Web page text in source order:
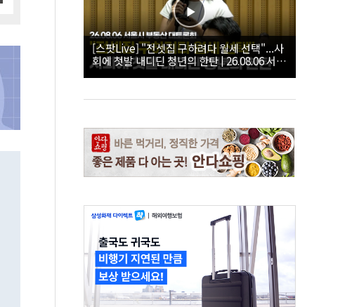
[스팟Live] "전셋집 구하려다 월세 선택"...사
회에 첫발 내디딘 청년의 한탄 | 26.08.06 서울
시 부동산 대토론회